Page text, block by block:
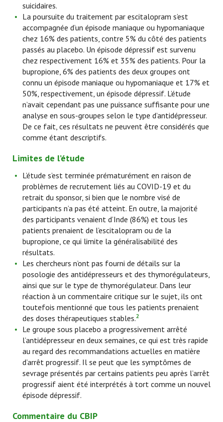
suicidaires.
La poursuite du traitement par escitalopram s’est
accompagnée d’un épisode maniaque ou hypomaniaque
chez 16% des patients, contre 5% du côté des patients
passés au placebo. Un épisode dépressif est survenu
chez respectivement 16% et 35% des patients. Pour la
bupropione, 6% des patients des deux groupes ont
connu un épisode maniaque ou hypomaniaque et 17% et
50%, respectivement, un épisode dépressif. L’étude
n’avait cependant pas une puissance suffisante pour une
analyse en sous-groupes selon le type d’antidépresseur.
De ce fait, ces résultats ne peuvent être considérés que
comme étant descriptifs.
Limites de l’étude
L’étude s’est terminée prématurément en raison de
problèmes de recrutement liés au COVID-19 et du
retrait du sponsor, si bien que le nombre visé de
participants n’a pas été atteint. En outre, la majorité
des participants venaient d’Inde (86%) et tous les
patients prenaient de l’escitalopram ou de la
bupropione, ce qui limite la généralisabilité des
résultats.
Les chercheurs n’ont pas fourni de détails sur la
posologie des antidépresseurs et des thymorégulateurs,
ainsi que sur le type de thymorégulateur. Dans leur
réaction à un commentaire critique sur le sujet, ils ont
toutefois mentionné que tous les patients prenaient
des doses thérapeutiques stables.2
Le groupe sous placebo a progressivement arrêté
l’antidépresseur en deux semaines, ce qui est très rapide
au regard des recommandations actuelles en matière
d’arrêt progressif. Il se peut que les symptômes de
sevrage présentés par certains patients peu après l’arrêt
progressif aient été interprétés à tort comme un nouvel
épisode dépressif.
Commentaire du CBIP